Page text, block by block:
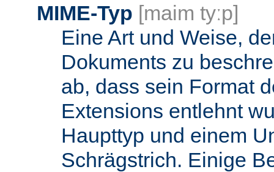
MIME-Typ [maim tyːp]
Eine Art und Weise,
Dokuments zu
ab, dass sein Format
Extensions entlehnt
Haupttyp und einem
Schrägstrich. Einige